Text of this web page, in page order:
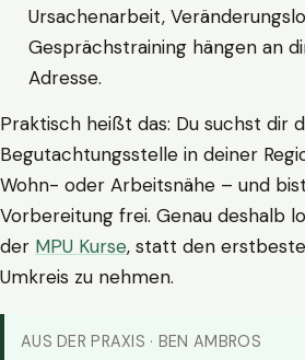
Ursachenarbeit,
Gesprächstraining hängen an
Adresse.
Praktisch heißt das: Du suchst dir
Begutachtungsstelle in deiner
Wohn- oder Arbeitsnähe – und
Vorbereitung frei. Genau deshalb
der MPU Kurse, statt den
Umkreis zu nehmen.
AUS DER PRAXIS · BEN AMBROS